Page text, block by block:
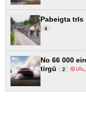
Pabeigta trīs
4
No 66 000
tirgū
2